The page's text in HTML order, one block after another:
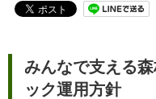
みんなで支える
ック運用方針